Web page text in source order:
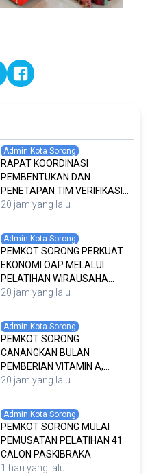
Admin Kota Sorong
RAPAT KOORDINASI
PEMBENTUKAN DAN
PENETAPAN TIM VERIFIKASI
DATA RUMAH KORBAN
PENYUSUNAN MEKANISME
KERJA LAPANGAN
20 jam yang lalu
Admin Kota Sorong
PEMKOT SORONG PERKUAT
EKONOMI OAP MELALUI
PELATIHAN WIRAUSAHA
PENGELASAN DAN
KEMASAN
20 jam yang lalu
Admin Kota Sorong
PEMKOT SORONG
CANANGKAN BULAN
PEMBERIAN VITAMIN A,
PERKUAT UPAYA WUJUDKAN
CEGAH STUNTING
20 jam yang lalu
Admin Kota Sorong
PEMKOT SORONG MULAI
PEMUSATAN PELATIHAN 41
CALON PASKIBRAKA
1 hari yang lalu